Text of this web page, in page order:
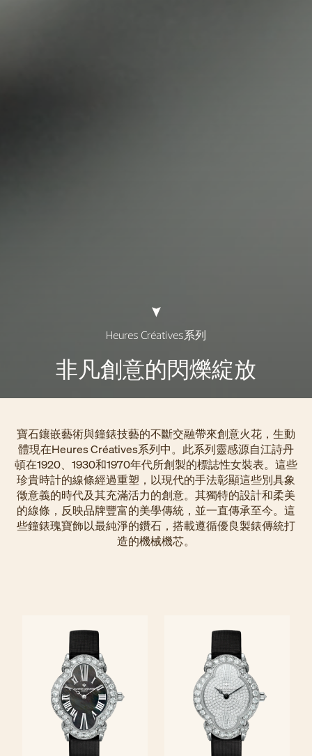
Heures Créatives系列
非凡創意的閃爍綻放
寶石鑲嵌藝術與鐘錶技藝的不斷交融帶來創意火花，生動
體現在Heures Créatives系列中。此系列靈感源自江詩丹
頓在1920、1930和1970年代所創製的標誌性女裝表。這些
珍貴時計的線條經過重塑，以現代的手法彰顯這些別具象
徵意義的時代及其充滿活力的創意。其獨特的設計和柔美
的線條，反映品牌豐富的美學傳統，並一直傳承至今。這
些鐘錶瑰寶飾以最純淨的鑽石，搭載遵循優良製錶傳統打
造的機械機芯。